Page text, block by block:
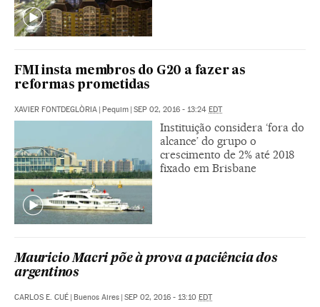
FMI insta membros do G20 a fazer as
reformas prometidas
XAVIER FONTDEGLÒRIA | Pequim | SEP 02, 2016 - 13:24 EDT
Instituição considera ‘fora do
alcance’ do grupo o
crescimento de 2% até 2018
fixado em Brisbane
Mauricio Macri põe à prova a paciência dos
argentinos
CARLOS E. CUÉ | Buenos Aires | SEP 02, 2016 - 13:10 EDT